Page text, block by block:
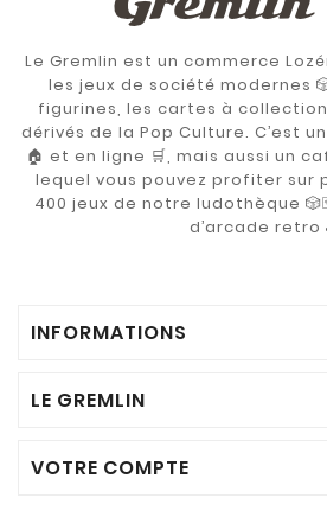
Le Gremlin est un commerce
les jeux de société modernes
figurines, les cartes à
dérivés de la Pop Culture. C’est
🏠 et en ligne 🛒, mais aussi un
lequel vous pouvez profiter sur
400 jeux de notre ludothèque
d’arcade
INFORMATIONS
LE GREMLIN
VOTRE COMPTE